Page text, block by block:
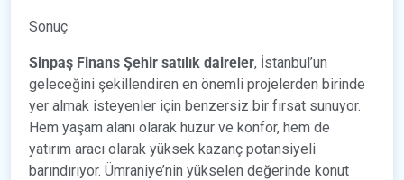
Sonuç
Sinpaş Finans Şehir satılık daireler, İstanbul’un
geleceğini şekillendiren en önemli projelerden birinde
yer almak isteyenler için benzersiz bir fırsat sunuyor.
Hem yaşam alanı olarak huzur ve konfor, hem de
yatırım aracı olarak yüksek kazanç potansiyeli
barındırıyor. Ümraniye’nin yükselen değerinde konut